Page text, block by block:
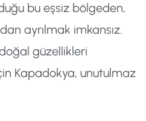
bu eşsiz bölgeden,
ayrılmak imkansız.
güzellikleri
Kapadokya, unutulmaz